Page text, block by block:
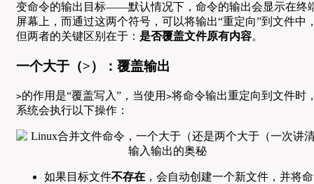
变命令的输出目标——默认情况下，命令的输出会显示在终
屏幕上，而通过这两个符号，可以将输出“重定向”到文件中
但两者的关键区别在于： 是否覆盖文件原有内容。
一个大于（>）：覆盖输出
>的作用是“覆盖写入”，当使用 >将命令输出重定向到文件时
系统会执行以下操作：
如果目标文件不存在 ，会自动创建一个新文件，并将命